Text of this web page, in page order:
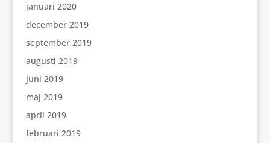
januari 2020
december 2019
september 2019
augusti 2019
juni 2019
maj 2019
april 2019
februari 2019